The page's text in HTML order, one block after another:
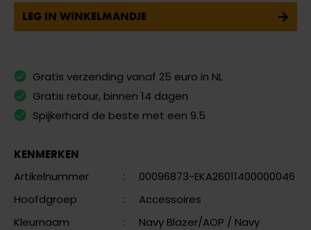
LEG IN WINKELMANDJE
Gratis verzending vanaf 25 euro in NL
Gratis retour, binnen 14 dagen
Spijkerhard de beste met een 9.5
KENMERKEN
Artikelnummer
:
00096873-EKA26011400000046
Hoofdgroep
:
Accessoires
Kleurnaam
: Navy Blazer/AOP / Navy